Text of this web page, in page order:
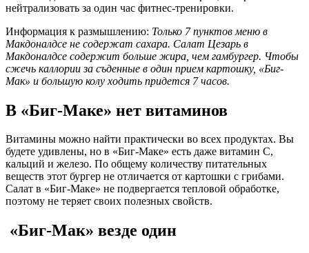
нейтрализовать за один час фитнес-тренировки.
Информация к размышлению: Только 7 пунктов меню в
Макдоналдсе не содержат сахара. Салат Цезарь в
Макдоналдсе содержит больше жира, чем гамбургер. Чтобы
сжечь каллории за съденные в один прием картошку, «Биг-
Мак» и большую колу ходить придется 7 часов.
В «Биг-Маке» нет витаминов
Витамины можно найти практически во всех продуктах. Вы
будете удивлены, но в «Биг-Маке» есть даже витамин С,
кальций и железо. По общему количеству питательных
веществ этот бургер не отличается от картошки с грибами.
Салат в «Биг-Маке» не подвергается тепловой обработке,
поэтому не теряет своих полезных свойств.
«Биг-Мак» везде один